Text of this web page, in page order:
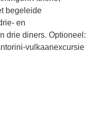
begeleide
en
drie diners. Optioneel:
vulkaanexcursie